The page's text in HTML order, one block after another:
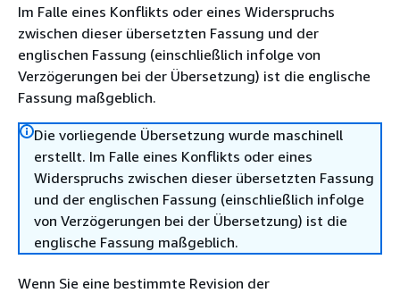
Im Falle eines Konflikts oder eines Widerspruchs
zwischen dieser übersetzten Fassung und der
englischen Fassung (einschließlich infolge von
Verzögerungen bei der Übersetzung) ist die englische
Fassung maßgeblich.
Die vorliegende Übersetzung wurde maschinell
erstellt. Im Falle eines Konflikts oder eines
Widerspruchs zwischen dieser übersetzten Fassung
und der englischen Fassung (einschließlich infolge
von Verzögerungen bei der Übersetzung) ist die
englische Fassung maßgeblich.
Wenn Sie eine bestimmte Revision der